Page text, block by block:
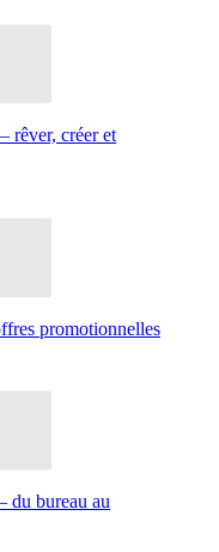
rêver, créer et
promotionnelles
du bureau au